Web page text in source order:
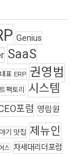
Genius
SaaS
표 ERP 권영범
팩토리 시스템
포럼 영림원
기 맛집 제뉴인
스 차세대리더포럼